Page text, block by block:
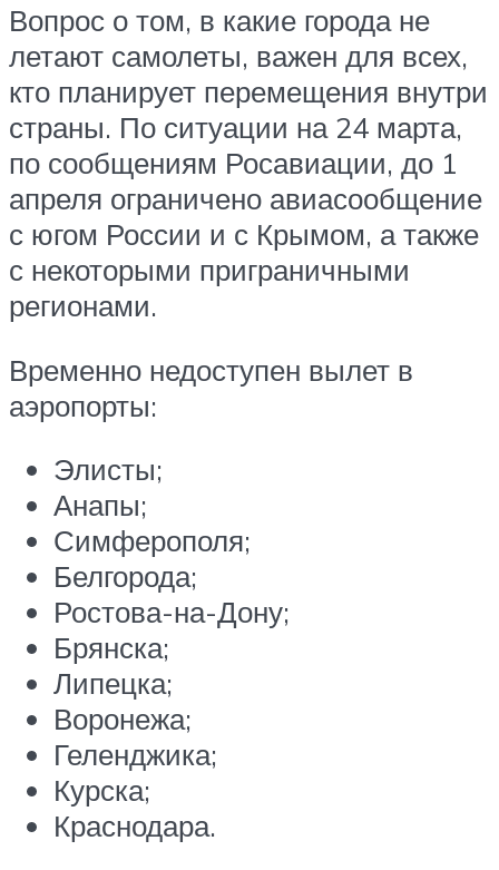
Вопрос о том, в какие города не
летают самолеты, важен для всех,
кто планирует перемещения внутри
страны. По ситуации на 24 марта,
по сообщениям Росавиации, до 1
апреля ограничено авиасообщение
с югом России и с Крымом, а также
с некоторыми приграничными
регионами.
Временно недоступен вылет в
аэропорты:
Элисты;
Анапы;
Симферополя;
Белгорода;
Ростова-на-Дону;
Брянска;
Липецка;
Воронежа;
Геленджика;
Курска;
Краснодара.